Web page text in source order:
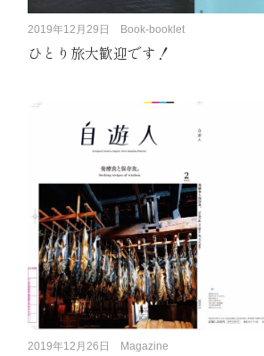
2019年12月29日 Book-booklet
ひとり旅大歓迎です！
2019年12月26日 Magazine